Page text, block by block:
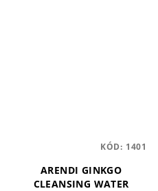
ARENDI GINKGO
CLEANSING WATER
KÓD: 1401